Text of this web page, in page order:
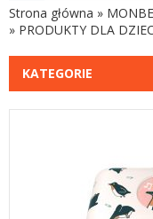
Strona główna »
» PRODUKTY DLA
KATEGORIE